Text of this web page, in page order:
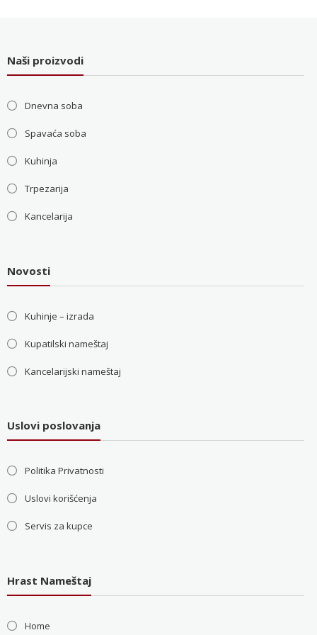
Naši proizvodi
Dnevna soba
Spavaća soba
Kuhinja
Trpezarija
Kancelarija
Novosti
Kuhinje – izrada
Kupatilski nameštaj
Kancelarijski nameštaj
Uslovi poslovanja
Politika Privatnosti
Uslovi korišćenja
Servis za kupce
Hrast Nameštaj
Home